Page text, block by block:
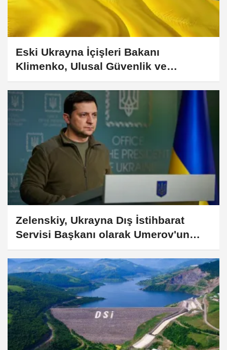
Eski Ukrayna İçişleri Bakanı
Klimenko, Ulusal Güvenlik ve
Savunma Konseyi Sekreteri olarak
atandı
Zelenskiy, Ukrayna Dış İstihbarat
Servisi Başkanı olarak Umerov'un
atanacağını bildirdi